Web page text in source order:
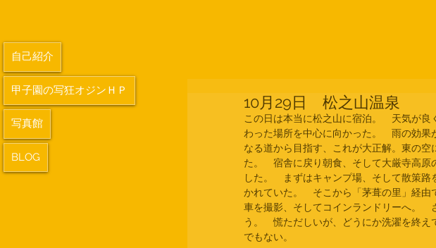
10月29日 松之山温泉
この日は本当に松之山に宿泊。　天気が
わった場所を中心に向かった。　雨の効
なる道から目指す、これが大正解。東の
た。　宿舎に戻り朝食、そして大厳寺高
した。　まずはキャンプ場、そして散策
かれていた。　そこから「茅葺の里」経
車を撮影、そしてコインランドリーへ。
う。　慌ただしいが、どうにか洗濯を終
でもない。
自己紹介
甲子園の写狂オジンＨＰ
写真館
BLOG